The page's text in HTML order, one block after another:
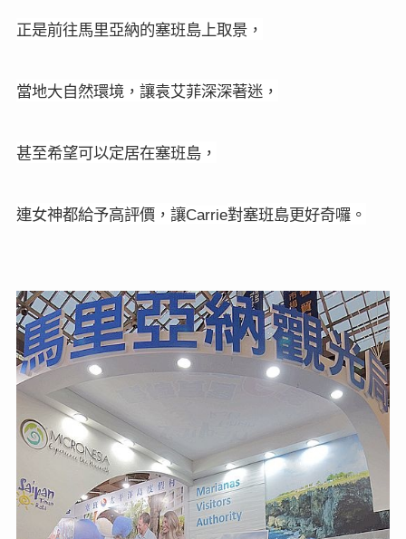
正是前往馬里亞納的塞班島上取景，
當地大自然環境，讓袁艾菲深深著迷，
甚至希望可以定居在塞班島，
連女神都給予高評價，讓Carrie對塞班島更好奇囉。